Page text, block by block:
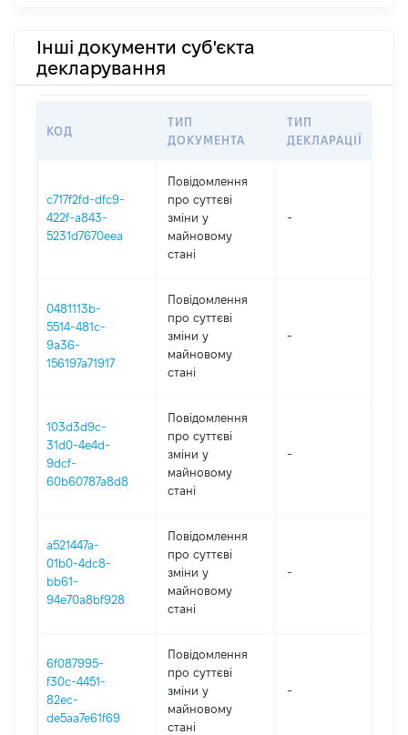
Інші документи суб'єкта
декларування
КОД
ТИП
ДОКУМЕНТА
ТИП
ДЕКЛАРАЦІЇ
c717f2fd-dfc9-
422f-a843-
5231d7670eea
Повідомлення
про суттєві
зміни y
майновому
стані
-
0481113b-
5514-481c-
9a36-
156197a71917
Повідомлення
про суттєві
зміни y
майновому
стані
-
103d3d9c-
31d0-4e4d-
9dcf-
60b60787a8d8
Повідомлення
про суттєві
зміни y
майновому
стані
-
a521447a-
01b0-4dc8-
bb61-
94e70a8bf928
Повідомлення
про суттєві
зміни y
майновому
стані
-
6f087995-
f30c-4451-
82ec-
de5aa7e61f69
Повідомлення
про суттєві
зміни y
майновому
стані
-